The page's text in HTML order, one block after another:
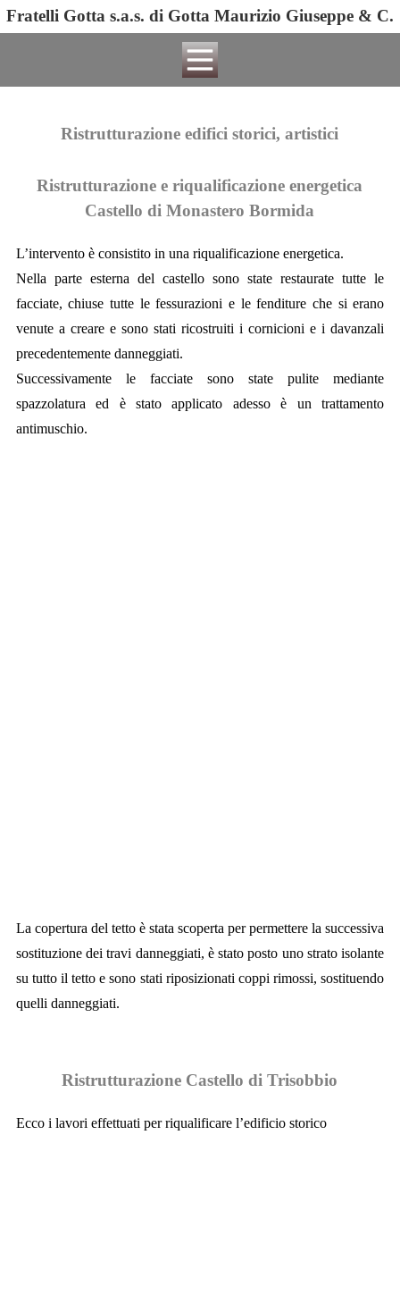
Fratelli Gotta s.a.s. di Gotta Maurizio Giuseppe & C.
Ristrutturazione edifici storici, artistici
Ristrutturazione e riqualificazione energetica
Castello di Monastero Bormida
L’intervento è consistito in una riqualificazione energetica.
Nella parte esterna del castello sono state restaurate tutte le
facciate, chiuse tutte le fessurazioni e le fenditure che si erano
venute a creare e sono stati ricostruiti i cornicioni e i davanzali
precedentemente danneggiati.
Successivamente le facciate sono state pulite mediante
spazzolatura ed è stato applicato adesso è un trattamento
antimuschio.
La copertura del tetto è stata scoperta per permettere la successiva
sostituzione dei travi danneggiati, è stato posto uno strato isolante
su tutto il tetto e sono stati riposizionati coppi rimossi, sostituendo
quelli danneggiati.
Ristrutturazione Castello di Trisobbio
Ecco i lavori effettuati per riqualificare l’edificio storico